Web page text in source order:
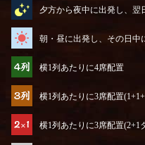
夕方から夜中に出発し、翌
朝・昼に出発し、その日中
横1列あたりに4席配置
横1列あたりに3席配置
横1列あたりに3席配置(2+1